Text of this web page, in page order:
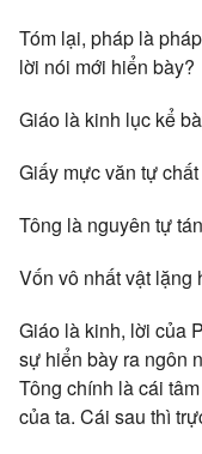
Tóm lại, pháp là
lời nói mới hiển bày?
Giáo là kinh lục kể
Giấy mực văn tự
Tông là nguyên tự
Vốn vô nhất vật lặng
Giáo là kinh, lời của
sự hiển bày ra ngôn
Tông chính là cái
của ta. Cái sau thì